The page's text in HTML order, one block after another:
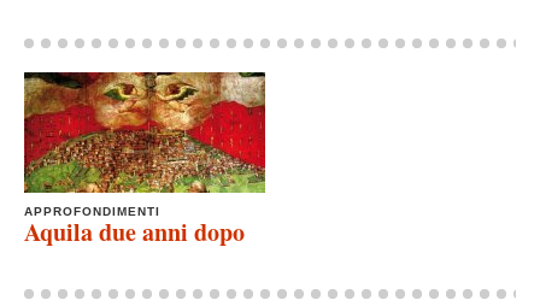
APPROFONDIMENTI
Aquila due anni dopo